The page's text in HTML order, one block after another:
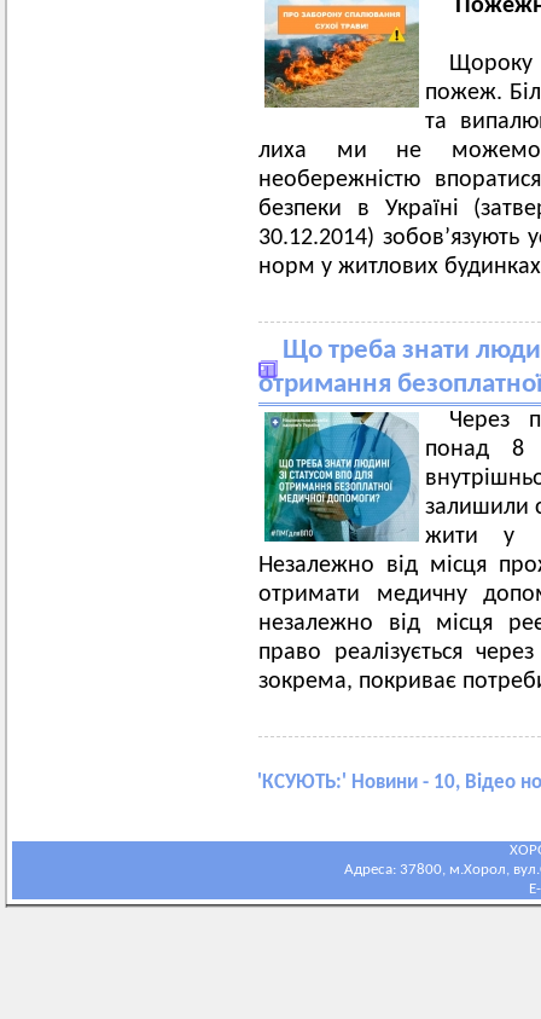
Щороку
пожеж.
та
лиха ми не можемо
необережністю
безпеки в Україні
30.12.2014) зобов’язують
норм у житлових будинках
Що треба знати
отримання
Через
понад 8
залишили
жити у
Незалежно від місця
отримати медичну
незалежно від місця
право реалізується
зокрема, покриває
' КСУЮТЬ:' Новини - 10, Відео
Адреса: 37800, м.Хорол,